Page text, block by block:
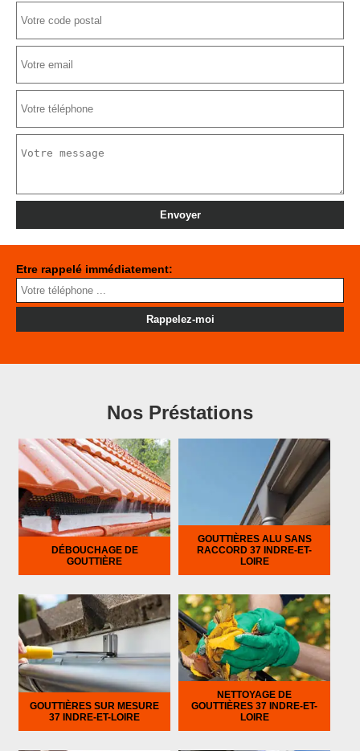
Etre rappelé immédiatement:
Nos Préstations
DÉBOUCHAGE DE
GOUTTIÈRE
GOUTTIÈRES ALU SANS
RACCORD 37 INDRE-ET-
LOIRE
GOUTTIÈRES SUR MESURE
37 INDRE-ET-LOIRE
NETTOYAGE DE
GOUTTIÈRES 37 INDRE-ET-
LOIRE